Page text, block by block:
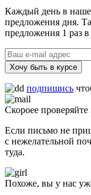
Каждый день в
предложения дня.
предложения 1 раз
Хочу быть в курсе
подпишись
Скороее проверяйте
Если письмо не
с нежелательной
туда.
Похоже, вы у нас